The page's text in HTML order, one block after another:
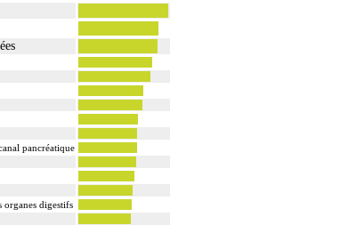
pancréatique
digestifs